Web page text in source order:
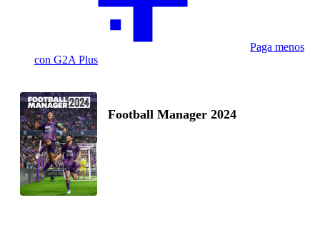
Paga menos
con G2A Plus
Football Manager 2024